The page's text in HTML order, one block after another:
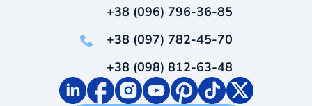
+38 (096) 796-36-85
+38 (097) 782-45-70
+38 (098) 812-63-48